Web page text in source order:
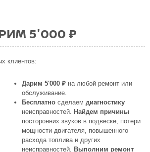
5'000 ₽
клиентов:
Дарим 5'000 ₽ на любой ремонт или
обслуживание.
Бесплатно сделаемдиагностику
неисправностей. Найдем причины
посторонних звуков в подвеске, потери
мощности двигателя, повышенного
расхода топлива и других
неисправностей. Выполним ремонт